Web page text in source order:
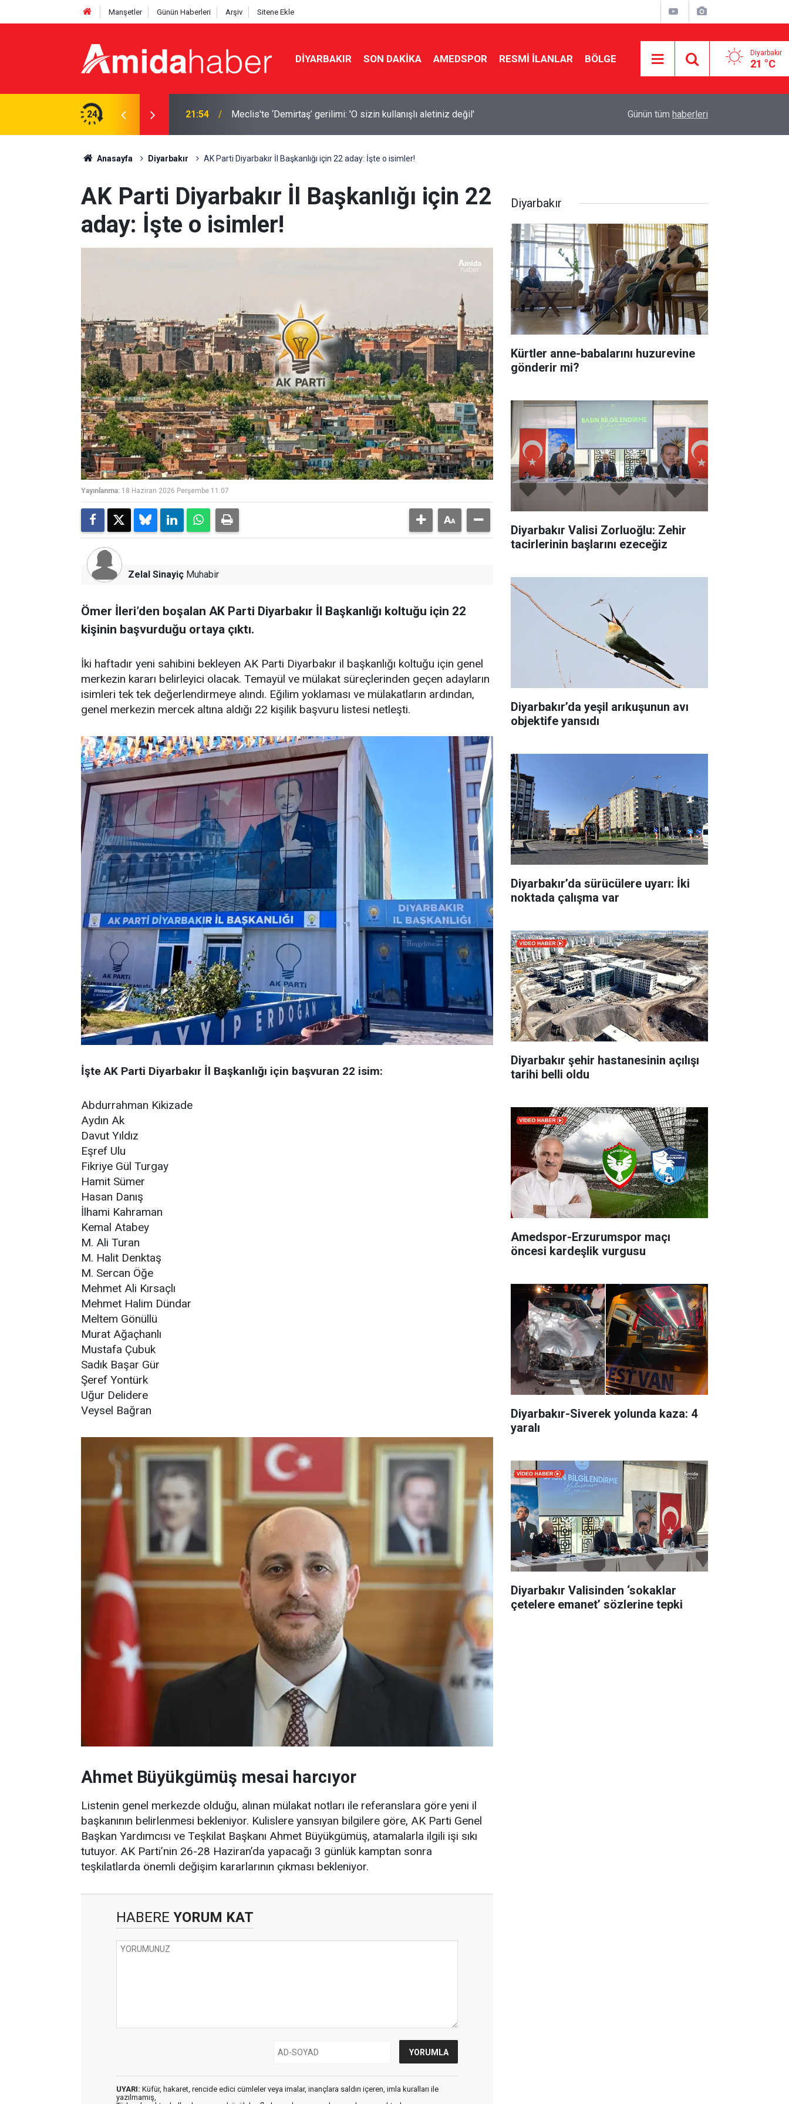
Manşetler Günün Haberleri Arşiv Sitene Ekle
DIYARBAKIR SON DAKIKA AMEDSPOR RESMI İLANLAR BÖLGE Diyarbakır
21 °C
24
kullanışlı aletiniz değil' 21:18 Elazığ’da 14 bin 894 afet konutu ve iş yeri inşa edildi Zübeyir Aydar: Kendimi teklifin dışında buldum
Günün tüm haberleri
Anasayfa Diyarbakır AK Parti Diyarbakır İl Başkanlığı için 22 aday: İşte o isimler!
AK Parti Diyarbakır İl Başkanlığı için 22
aday: İşte o isimler!
Yayınlanma: 18 Haziran 2026 Perşembe 11:07
Zelal Sinayiç Muhabir
Ömer İleri’den boşalan AK Parti Diyarbakır İl Başkanlığı koltuğu için 22
kişinin başvurduğu ortaya çıktı.
İki haftadır yeni sahibini bekleyen AK Parti Diyarbakır il başkanlığı koltuğu için genel
merkezin kararı belirleyici olacak. Temayül ve mülakat süreçlerinden geçen adayların
isimleri tek tek değerlendirmeye alındı. Eğilim yoklaması ve mülakatların ardından,
genel merkezin mercek altına aldığı 22 kişilik başvuru listesi netleşti.
İşte AK Parti Diyarbakır İl Başkanlığı için başvuran 22 isim:
Abdurrahman Kikizade
Aydın Ak
Davut Yıldız
Eşref Ulu
Fikriye Gül Turgay
Hamit Sümer
Hasan Danış
İlhami Kahraman
Kemal Atabey
M. Ali Turan
M. Halit Denktaş
M. Sercan Öğe
Mehmet Ali Kırsaçlı
Mehmet Halim Dündar
Meltem Gönüllü
Murat Ağaçhanlı
Mustafa Çubuk
Sadık Başar Gür
Şeref Yontürk
Uğur Delidere
Veysel Bağran
Ahmet Büyükgümüş mesai harcıyor
Listenin genel merkezde olduğu, alınan mülakat notları ile referanslara göre yeni il
başkanının belirlenmesi bekleniyor. Kulislere yansıyan bilgilere göre, AK Parti Genel
Başkan Yardımcısı ve Teşkilat Başkanı Ahmet Büyükgümüş, atamalarla ilgili işi sıkı
tutuyor. AK Parti’nin 26-28 Haziran’da yapacağı 3 günlük kamptan sonra
teşkilatlarda önemli değişim kararlarının çıkması bekleniyor.
HABERE YORUM KAT
UYARI: Küfür, hakaret, rencide edici cümleler veya imalar, inançlara saldırı içeren, imla kuralları ile
yazılmamış,
Diyarbakır
Kürtler anne-babalarını huzurevine
gönderir mi?
Diyarbakır Valisi Zorluoğlu: Zehir
tacirlerinin başlarını ezeceğiz
Diyarbakır’da yeşil arıkuşunun avı
objektife yansıdı
Diyarbakır’da sürücülere uyarı: İki
noktada çalışma var
Diyarbakır şehir hastanesinin açılışı
tarihi belli oldu
Amedspor-Erzurumspor maçı
öncesi kardeşlik vurgusu
Diyarbakır-Siverek yolunda kaza: 4
yaralı
Diyarbakır Valisinden ‘sokaklar
çetelere emanet’ sözlerine tepki